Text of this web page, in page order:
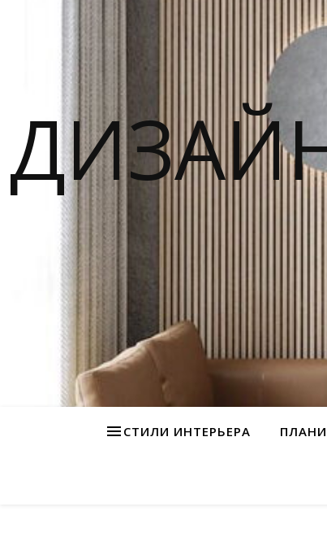
СТИЛИ ИНТЕРЬЕРА